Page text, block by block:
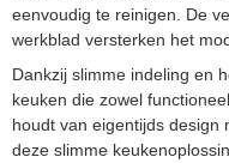
eenvoudig te reinigen. De
werkblad versterken het
Dankzij slimme indeling en
keuken die zowel
houdt van eigentijds design
deze slimme